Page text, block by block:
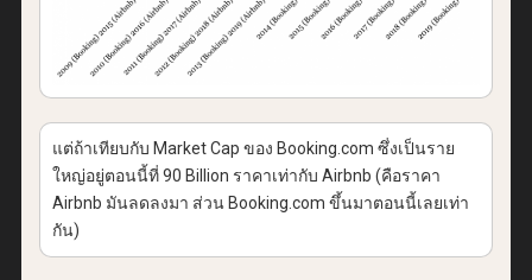
แต่ถ้าเทียบกับ Market Cap ของ Booking.com ซึ่งเป็นราย
ใหญ่อยู่ตอนนี้ที่ 90 Billion ราคาเท่ากับ Airbnb (คือราคา
Airbnb มันลดลงมา ส่วน Booking.com ขึ้นมาตอนนี้เลยเท่า
กัน)